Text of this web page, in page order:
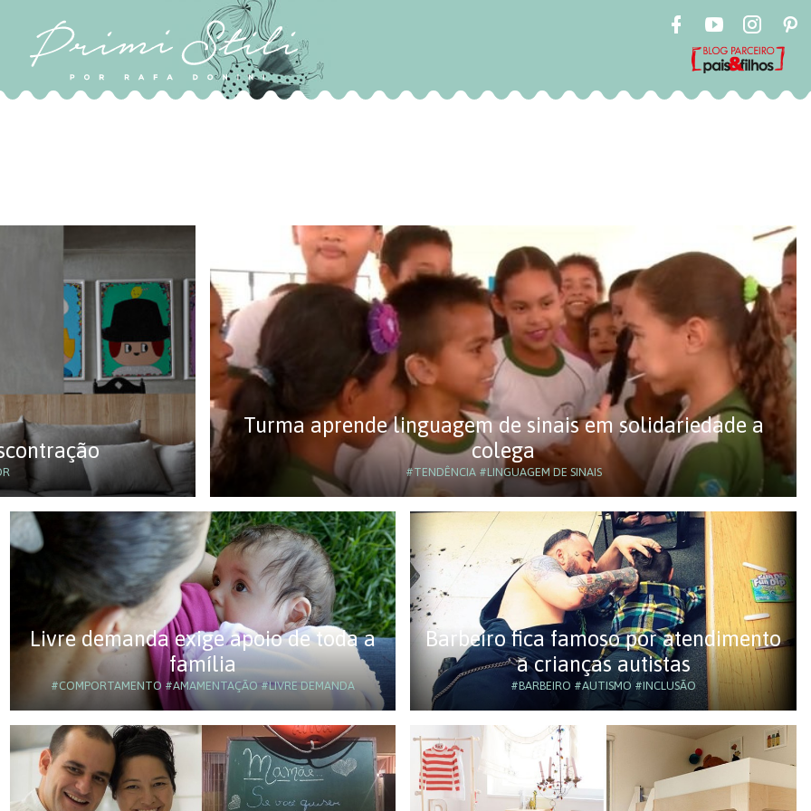
Turma aprende linguagem de sinais em solidariedade a
colega
#TENDÊNCIA#LINGUAGEM DE SINAIS
Livre demanda exige apoio de toda a
família
#COMPORTAMENTO #AMAMENTAÇÃO#LIVRE DEMANDA
Barbeiro fica famoso por atendimento
a crianças autistas
#BARBEIRO #AUTISMO #INCLUSÃO